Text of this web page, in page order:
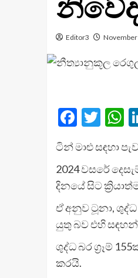
Editor3 November
ටින් මාළු සඳහා
2024 වසරේ
දිනයේ සිට
ඒ අනුව ටූනා,
යුතු බව එහි
ශුද්ධ බර ග්‍රෑම්
කරයි.